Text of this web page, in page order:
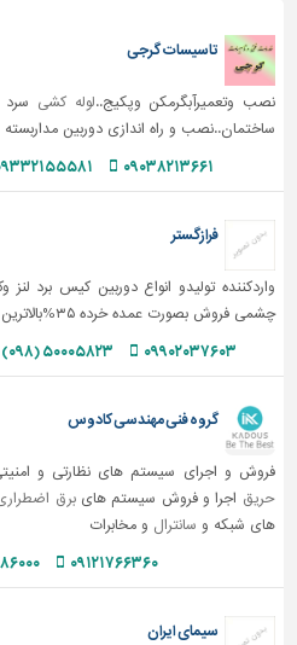
تاسیسات گرجی
نصب وتعمیرآبگرمکن وپکیج..لوله کشی سرد
ساختمان..نصب و راه اندازی دوربین مداربسته
۰۹۰۳۸۲۱۳۶۶۱
فرازگستر
واردکننده تولیدو انواع دوربین کیس برد لنز
چشمی فروش بصورت عمده خرده ۳۵%بالاترین تخفیف ویژه همکار
۰۹۹۰۲۰۳۷۶۰۳ ۵۰۰۰۵۸۲۳ (۰۹۸)
گروه فنی مهندسی کادوس
فروش و اجرای سیستم های نظارتی و
حریق اجرا و فروش سیستم هایبرق
های شبکه و سانترال و مخابرات
۰۹۱۲۱۷۶۶۳۶۰
سیمای ایران